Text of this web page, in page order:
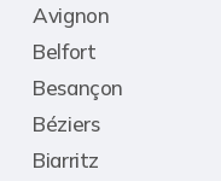
Avignon
Belfort
Besançon
Béziers
Biarritz